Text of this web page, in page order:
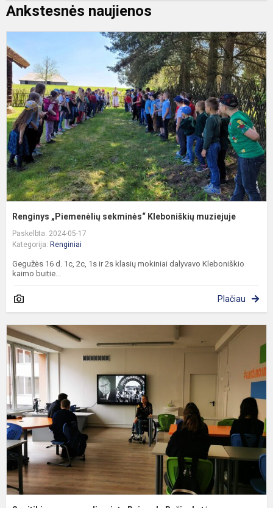
Ankstesnės naujienos
Renginys „Piemenėlių sekminės“ Kleboniškių muziejuje
Paskelbta: 2024-05-17
Kategorija: Renginiai
Gegužės 16 d. 1c, 2c, 1s ir 2s klasių mokiniai dalyvavo Kleboniškio
kaimo buitie...
Plačiau